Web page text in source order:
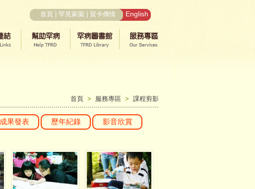
首頁 罕見家園 賀卡傳情 English
首頁 > 服務專區 > 課程剪影
成果發表 歷年紀錄 影音欣賞